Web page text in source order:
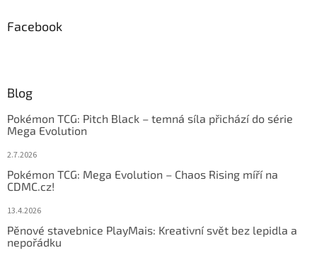
Facebook
Blog
Pokémon TCG: Pitch Black – temná síla přichází do série
Mega Evolution
2.7.2026
Pokémon TCG: Mega Evolution – Chaos Rising míří na
CDMC.cz!
13.4.2026
Pěnové stavebnice PlayMais: Kreativní svět bez lepidla a
nepořádku